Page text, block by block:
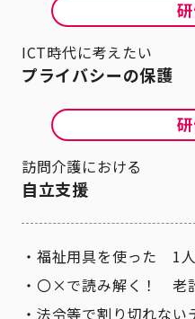
ICT時代に考えたい
プライバシーの保護
訪問介護における
自立支援
福祉用具を使った 1人
〇×で読み解く！ 老
法令等で割り切れない